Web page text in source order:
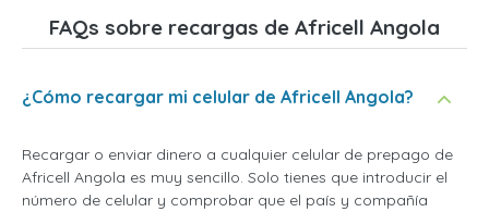
FAQs sobre recargas de Africell Angola
¿Cómo recargar mi celular de Africell Angola?
Recargar o enviar dinero a cualquier celular de prepago de
Africell Angola es muy sencillo. Solo tienes que introducir el
número de celular y comprobar que el país y compañía